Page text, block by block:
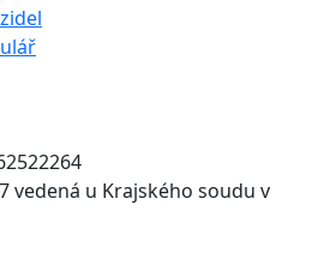
vedená u Krajského soudu v